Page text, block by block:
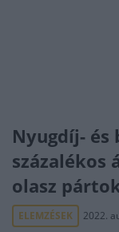
Nyugdíj- és
százalékos
olasz
ELEMZÉSEK 2022.